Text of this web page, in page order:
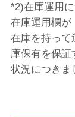
*2)在庫運用
在庫運用欄が
在庫を持って
庫保有を保
状況につきま